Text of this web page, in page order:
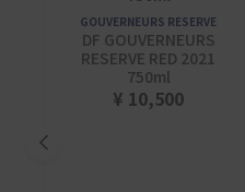
GOUVERNEURS RESERVE
DF GOUVERNEURS
RESERVE RED 2021
750ml
¥ 10,500